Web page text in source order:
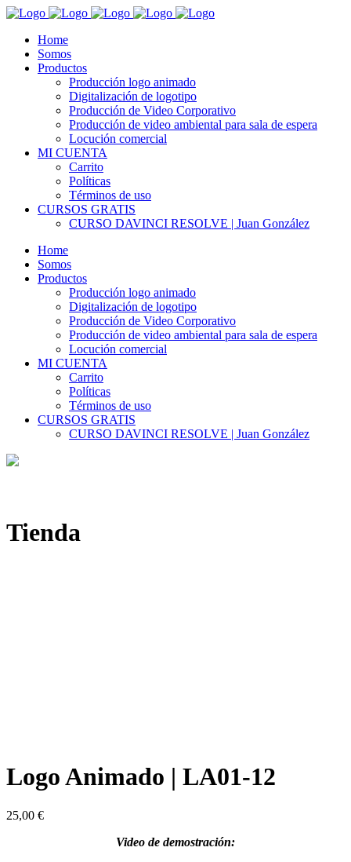
Home
Somos
Productos
Producción logo animado
Digitalización de logotipo
Producción de Video Corporativo
Producción de video ambiental para sala de espera
Locución comercial
MI CUENTA
Carrito
Políticas
Términos de uso
CURSOS GRATIS
CURSO DAVINCI RESOLVE | Juan González
Home
Somos
Productos
Producción logo animado
Digitalización de logotipo
Producción de Video Corporativo
Producción de video ambiental para sala de espera
Locución comercial
MI CUENTA
Carrito
Políticas
Términos de uso
CURSOS GRATIS
CURSO DAVINCI RESOLVE | Juan González
Tienda
Logo Animado | LA01-12
25,00 €
Video de demostración: